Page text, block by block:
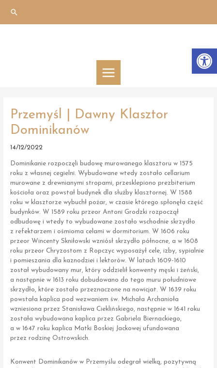
content
Search
Przemyśl | Dawny Klasztor
Dominikanów
14/12/2022
Dominikanie rozpoczęli budowę murowanego klasztoru w 1575
roku z własnej cegielni. Wybudowane wtedy zostało cellarium
murowane z drewnianymi stropami, przesklepiono prezbiterium
kościoła oraz powstał budynek dla służby klasztornej. W 1588
roku w klasztorze wybuchł pożar, w czasie którego spłonęła część
budynków. W 1589 roku przeor Antoni Grodzki rozpoczął
odbudowę i wtedy to wybudowane zostało wschodnie skrzydło
z refektarzem i ośmioma celami w dormitorium. W 1606 roku
przeor Wincenty Skniłowski wzniósł skrzydło północne, a w 1608
roku przeor Chryzostom z Ropczyc wyposażył cele, izby, sypialnie
i pomieszania dla kaznodziei i lektorów. W latach 1609-1610
został wybudowany mur, który oddzielił konwenty męski i żeński,
a następnie w 1613 roku dobudowano do tego muru południowe
skrzydło, które zostało przeznaczone na nowicjat. W 1639 roku
powstała kaplica pod wezwaniem św. Michała Archanioła
wzniesiona przez Stanisława Cieklińskiego, następnie w 1641 roku
została wybudowana kaplica przez Gabriela Biernackiego,
a w 1647 roku kaplica Matki Boskiej Jackowej ufundowana
przez rodzinę Ostrowskich.
Konwent Dominikanów w Przemyślu odegrał wielką, pozytywną